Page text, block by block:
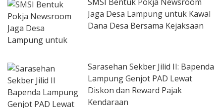
Jaga Desa Lampung untuk Kawal
Dana Desa Bersama Kejaksaan
Sarasehan Sekber Jilid II: Bapenda
Lampung Genjot PAD Lewat
Diskon dan Reward Pajak
Kendaraan